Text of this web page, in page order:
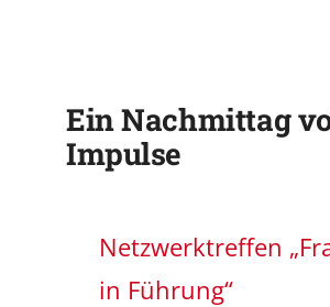
Ein Nachmittag
Impulse
Netzwerktreffen
in Führung“